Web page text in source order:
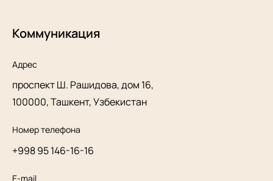
Коммуникация
Адрес
проспект Ш. Рашидова, дом 16,
100000, Ташкент, Узбекистан
Номер телефона
+998 95 146-16-16
E-mail